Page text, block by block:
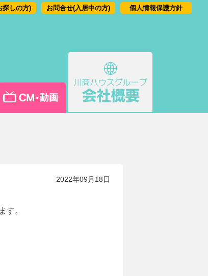
個人情報保護方針
お問合せ(入居中の方)
探しの方)
2022年09月18日
す。